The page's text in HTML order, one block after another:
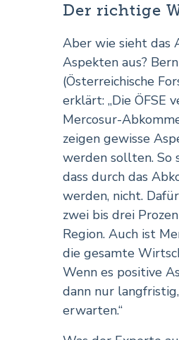
Der richtige
Aber wie sieht das
Aspekten aus?
(Österreichische
erklärt: „Die ÖFSE
Mercosur-
zeigen gewisse
werden sollten. So
dass durch das
werden, nicht.
zwei bis drei
Region. Auch ist
die gesamte
Wenn es positive
dann nur
erwarten.“